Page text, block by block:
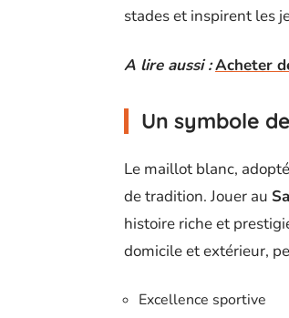
stades et inspirent les
A lire aussi :Acheter
Un symbole
Le maillot blanc,
de tradition. Jouer au
histoire riche et
domicile et extérieur,
Excellence sportive